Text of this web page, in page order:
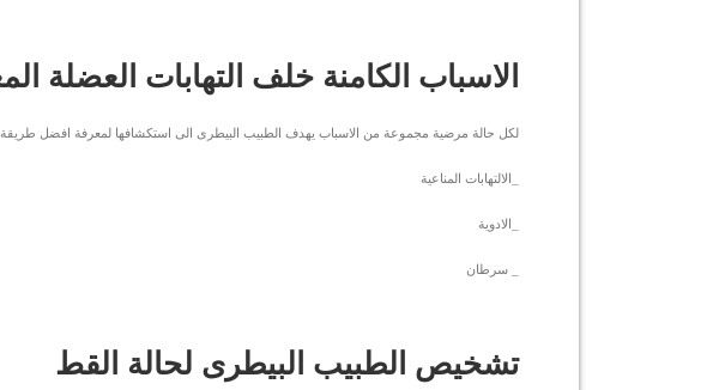
الاسباب الكامنة خلف التهابات العضلة
لكل حالة مرضية مجموعة من الاسباب يهدف الطبيب البيطرى الى استكشافها لمعرفة افضل طريقة
_الالتهابات المناعية
_الادوية
_ سرطان
تشخيص الطبيب البيطرى لحالة القط